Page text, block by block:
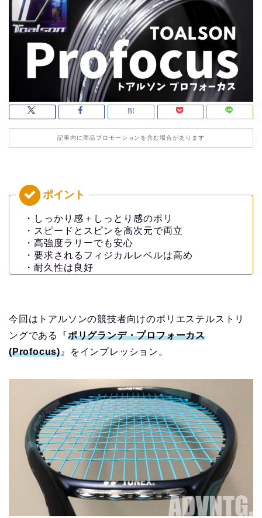
記事内に商品プロモーションを含む場合があります
・しっかり感＋しっとり感のポリ
・スピードとスピンを高次元で両立
・高強度ラリーでも安心
・要求されるフィジカルレベルは高め
・耐久性は良好
今回はトアルソンの競技者向けのポリエステルストリ
ングである『ポリグランデ・プロフォーカス
(Profocus) 』をインプレッション。